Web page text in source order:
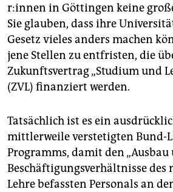
r:in­nen in Göttingen keine
Sie glauben, dass ihre
Gesetz vieles anders machen
jene Stellen zu entfristen, die
Zukunftsvertrag „Studium und
(ZVL) finanziert werden.
Tatsächlich ist es ein
mittlerweile verstetigten Bund-
Programms, damit den
Beschäftigungsverhältnisse
Lehre befassten Personals an